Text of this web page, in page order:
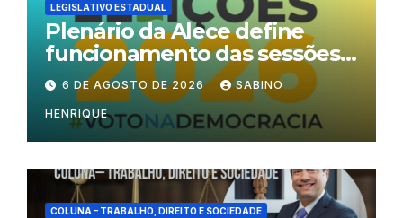
LEGISLATIVO ESTADUAL
Plenário da Alece define
funcionamento das sessões
durante o período eleitoral
6 DE AGOSTO DE 2026 SABINO
HENRIQUE
COLUNA – TRABALHO, DIREITO E SOCIEDADE